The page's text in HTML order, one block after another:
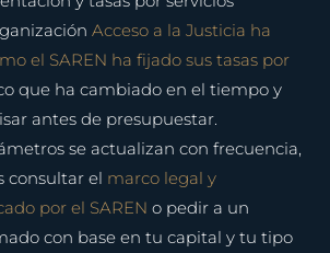
Acceso a la Justicia ha
el SAREN ha fijado sus tasas por
que ha cambiado en el tiempo y
antes de presupuestar.
se actualizan con frecuencia,
consultar el marco legal y
por el SAREN o pedir a un
con base en tu capital y tu tipo